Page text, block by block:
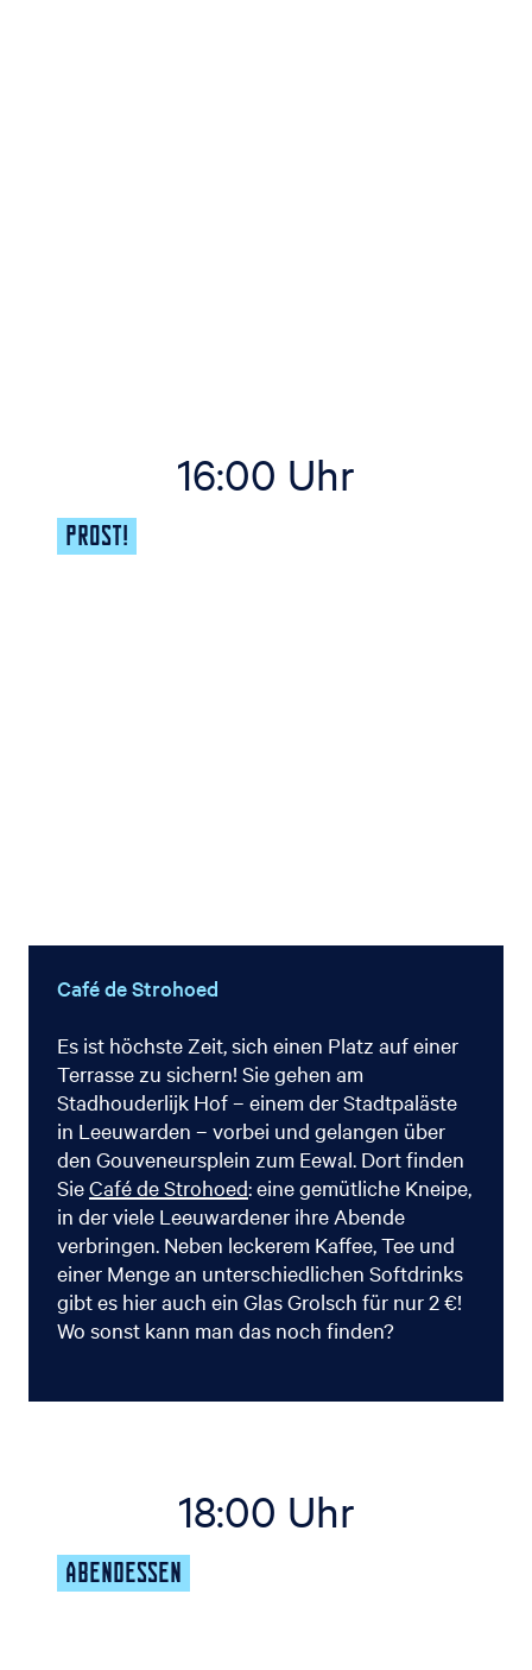
16:00 Uhr
PROST!
Café de Strohoed
Es ist höchste Zeit, sich einen Platz auf einer
Terrasse zu sichern! Sie gehen am
Stadhouderlijk Hof – einem der Stadtpaläste
in Leeuwarden – vorbei und gelangen über
den Gouveneursplein zum Eewal. Dort finden
SieCafé de Strohoed: eine gemütliche Kneipe,
in der viele Leeuwardener ihre Abende
verbringen. Neben leckerem Kaffee, Tee und
einer Menge an unterschiedlichen Softdrinks
gibt es hier auch ein Glas Grolsch für nur 2 €!
Wo sonst kann man das noch finden?
18:00 Uhr
ABENDESSEN